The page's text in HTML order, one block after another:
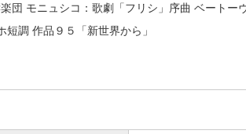
団 モニュシコ：歌劇「フリシ」序曲 ベート
短調 作品９５「新世界から」